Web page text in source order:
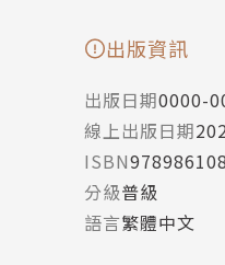
出版資訊
出版日期0000-
線上出版日期
ISBN
分級普級
語言繁體中文